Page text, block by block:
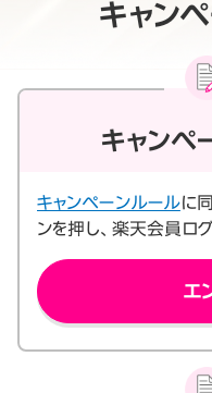
キャン
キャンペ
キャンペーンルールに
ンを押し、楽天会員ログ
エ